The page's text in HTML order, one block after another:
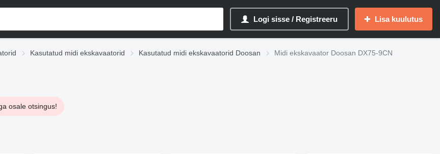
Logi sisse / Registreeru Lisa kuulutus
Kasutatud midi ekskavaatorid Kasutatud midi ekskavaatorid Doosan Midi ekskavaator Doosan DX75-9CN
osale otsingus!